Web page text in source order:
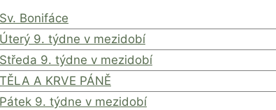
Sv. Bonifáce
Úterý 9. týdne v mezidobí
Středa 9. týdne v mezidobí
TĚLA A KRVE PÁNĚ
Pátek 9. týdne v mezidobí